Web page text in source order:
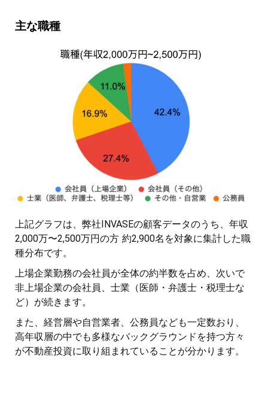
主な職種
上記グラフは、弊社INVASEの顧客データのうち、年収
2,000万〜2,500万円の方 約2,900名を対象に集計した職
種分布です。
上場企業勤務の会社員が全体の約半数を占め、次いで
非上場企業の会社員、士業（医師・弁護士・税理士な
ど）が続きます。
また、経営層や自営業者、公務員なども一定数おり、
高年収層の中でも多様なバックグラウンドを持つ方々
が不動産投資に取り組まれていることが分かります。